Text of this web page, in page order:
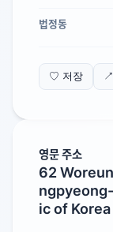
법정동
♡ 저장
영문 주소
62
ic of Korea